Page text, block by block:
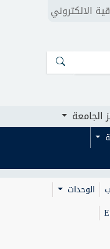
الالكتروني
الجامعة
الوحدات